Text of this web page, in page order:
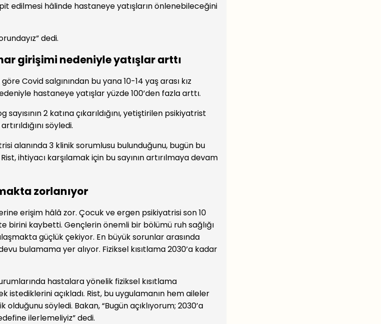
edilmesi hâlinde hastaneye yatışların önlenebileceğini
dedi.
girişimi nedeniyle yatışlar arttı
Covid salgınından bu yana 10-14 yaş arası kız
hastaneye yatışlar yüzde 100’den fazla arttı.
2 katına çıkarıldığını, yetiştirilen psikiyatrist
söyledi.
alanında 3 klinik sorumlusu bulunduğunu, bugün bu
Rist, ihtiyacı karşılamak için bu sayının artırılmaya devam
zorlanıyor
erişim hâlâ zor. Çocuk ve ergen psikiyatrisi son 10
birini kaybetti. Gençlerin önemli bir bölümü ruh sağlığı
güçlük çekiyor. En büyük sorunlar arasında
bulamama yer alıyor. Fiziksel kısıtlama 2030’a kadar
hastalara yönelik fiziksel kısıtlama
istediklerini açıkladı. Rist, bu uygulamanın hem aileler
söyledi. Bakan, “Bugün açıklıyorum; 2030’a
ilerlemeliyiz” dedi.